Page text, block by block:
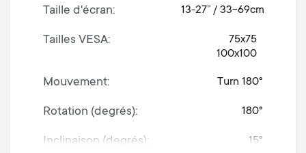
Taille d'écran 13-27” / 33-69cm
Tailles VESA
75x75
100x100
Mouvement Turn 180°
Rotation (degrés) 180°
Inclinaison (degrés) 15°